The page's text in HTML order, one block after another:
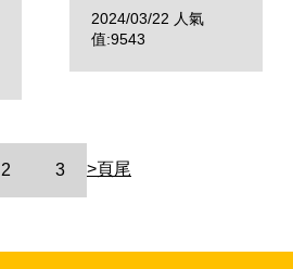
2024/03/22 人氣
值:9543
2 3 >頁尾